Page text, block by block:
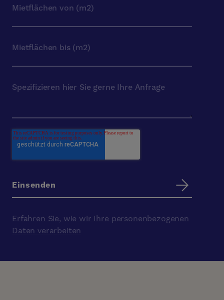
Erfahren Sie, wie wir Ihre personenbezogenen
Daten verarbeiten